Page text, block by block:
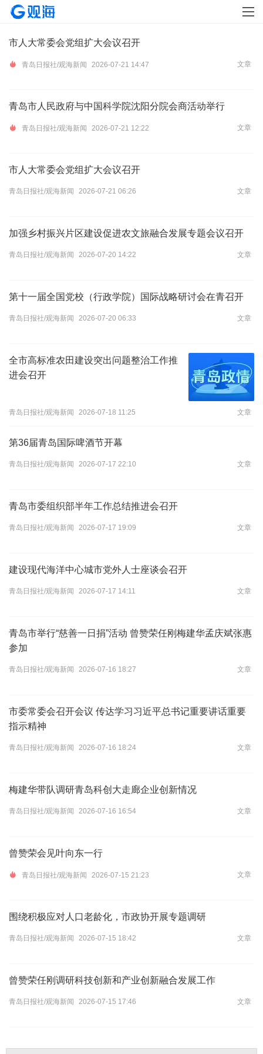
市人大常委会党组扩大会议召开
青岛日报社/观海新闻 2026-07-21 14:47 文章
​青岛市人民政府与中国科学院沈阳分院会商活动举行
青岛日报社/观海新闻 2026-07-21 12:22 文章
市人大常委会党组扩大会议召开
青岛日报社/观海新闻 2026-07-21 06:26 文章
加强乡村振兴片区建设促进农文旅融合发展专题会议召开
青岛日报社/观海新闻 2026-07-20 14:22 文章
第十一届全国党校（行政学院）国际战略研讨会在青召开
青岛日报社/观海新闻 2026-07-20 06:33 文章
全市高标准农田建设突出问题整治工作推
进会召开
青岛日报社/观海新闻 2026-07-18 11:25 文章
​第36届青岛国际啤酒节开幕
青岛日报社/观海新闻 2026-07-17 22:10 文章
青岛市委组织部半年工作总结推进会召开
青岛日报社/观海新闻 2026-07-17 19:09 文章
​建设现代海洋中心城市党外人士座谈会召开
青岛日报社/观海新闻 2026-07-17 14:11 文章
青岛市举行“慈善一日捐”活动 曾赞荣任刚梅建华孟庆斌张惠
参加
青岛日报社/观海新闻 2026-07-16 18:27 文章
市委常委会召开会议 传达学习习近平总书记重要讲话重要
指示精神
青岛日报社/观海新闻 2026-07-16 18:24 文章
梅建华带队调研青岛科创大走廊企业创新情况
青岛日报社/观海新闻 2026-07-16 16:54 文章
曾赞荣会见叶向东一行
青岛日报社/观海新闻 2026-07-15 21:23 文章
围绕积极应对人口老龄化，市政协开展专题调研
青岛日报社/观海新闻 2026-07-15 18:42 文章
​曾赞荣任刚调研科技创新和产业创新融合发展工作
青岛日报社/观海新闻 2026-07-15 17:46 文章